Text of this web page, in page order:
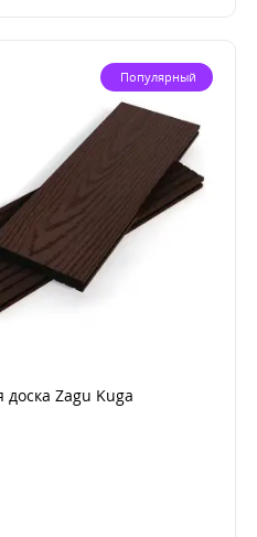
Популярный
доска Zagu Kuga